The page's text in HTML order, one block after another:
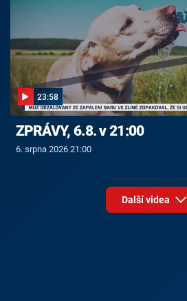
23:58
ZPRÁVY, 6.8. v 21:00
6. srpna 2026 21:00
Další videa